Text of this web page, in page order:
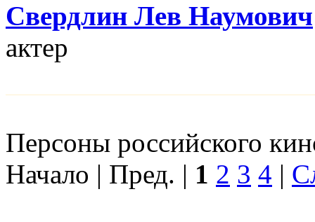
Свердлин Лев Наумович
актер
Персоны российского
Начало | Пред. | 1 2 3 4 |